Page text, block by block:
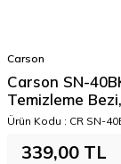
Carson
Carson SN-
Temizleme
Ürün Kodu : CR SN-
339,00 TL